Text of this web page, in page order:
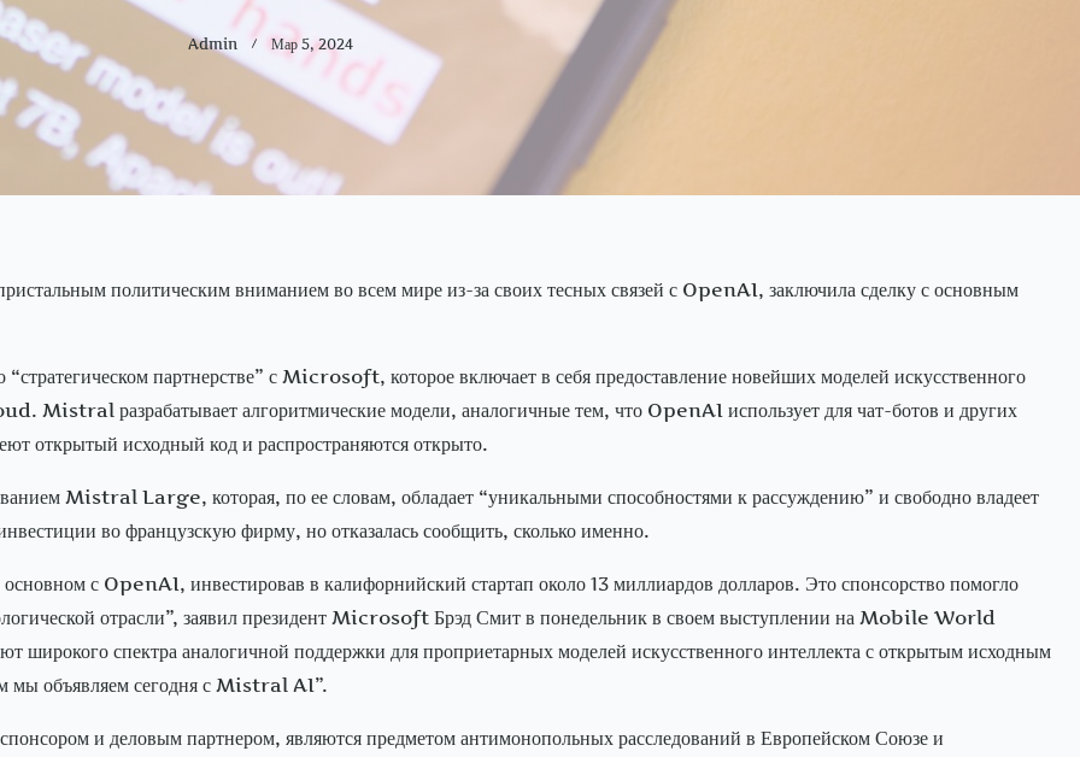
Admin Мар 5, 2024
политическим вниманием во всем мире из-за своих тесных связей с OpenAI, заключила сделку с основным
партнерстве” с Microsoft, которое включает в себя предоставление новейших моделей искусственного
Mistral разрабатывает алгоритмические модели, аналогичные тем, что OpenAI использует для чат-ботов и других
открытый исходный код и распространяются открыто.
Mistral Large, которая, по ее словам, обладает “уникальными способностями к рассуждению” и свободно владеет
во французскую фирму, но отказалась сообщить, сколько именно.
с OpenAI, инвестировав в калифорнийский стартап около 13 миллиардов долларов. Это спонсорство помогло
отрасли”, заявил президент Microsoft Брэд Смит в понедельник в своем выступлении на Mobile World
спектра аналогичной поддержки для проприетарных моделей искусственного интеллекта с открытым исходным
мы объявляем сегодня с Mistral AI”.
и деловым партнером, являются предметом антимонопольных расследований в Европейском Союзе и